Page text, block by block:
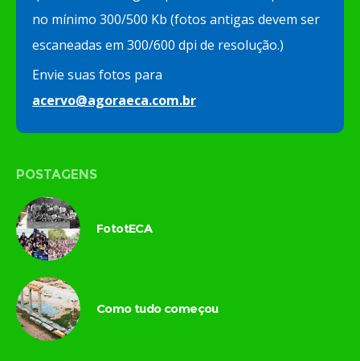
no mínimo 300/500 Kb (fotos antigas devem ser
escaneadas em 300/600 dpi de resolução.)
Envie suas fotos para
acervo@agoraeca.com.br
POSTAGENS
FototECA
Como tudo começou